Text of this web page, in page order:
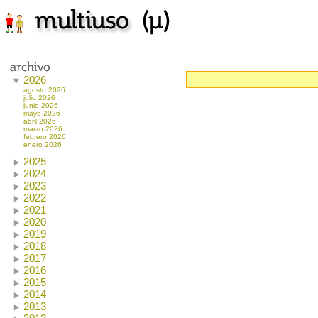
2026
agosto 2026
julio 2026
junio 2026
mayo 2026
abril 2026
marzo 2026
febrero 2026
enero 2026
2025
2024
2023
2022
2021
2020
2019
2018
2017
2016
2015
2014
2013